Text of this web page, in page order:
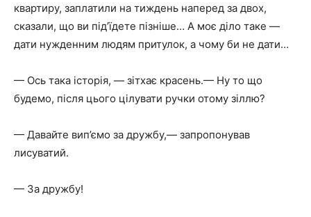
квартиру, заплатили на тиждень наперед за двох,
сказали, що ви під’їдете пізніше… А моє діло таке —
дати нужденним людям притулок, а чому би не дати…
— Ось така історія, — зітхає красень.— Ну то що
будемо, після цього цілувати ручки отому зіллю?
— Давайте вип’ємо за дружбу,— запропонував
лисуватий.
— За дружбу!